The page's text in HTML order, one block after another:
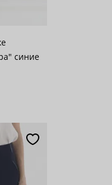
синие